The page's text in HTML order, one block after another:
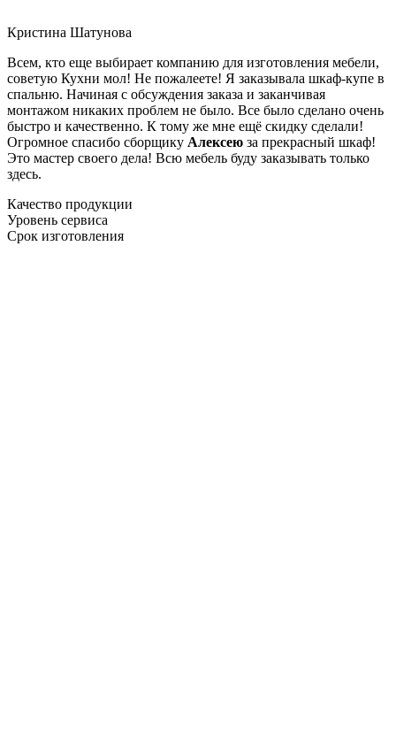
Кристина Шатунова
Всем, кто еще выбирает компанию для изготовления мебели,
советую Кухни мол! Не пожалеете! Я заказывала шкаф-купе в
спальню. Начиная с обсуждения заказа и заканчивая
монтажом никаких проблем не было. Все было сделано очень
быстро и качественно. К тому же мне ещё скидку сделали!
Огромное спасибо сборщику Алексею за прекрасный шкаф!
Это мастер своего дела! Всю мебель буду заказывать только
здесь.
Качество продукции
Уровень сервиса
Срок изготовления